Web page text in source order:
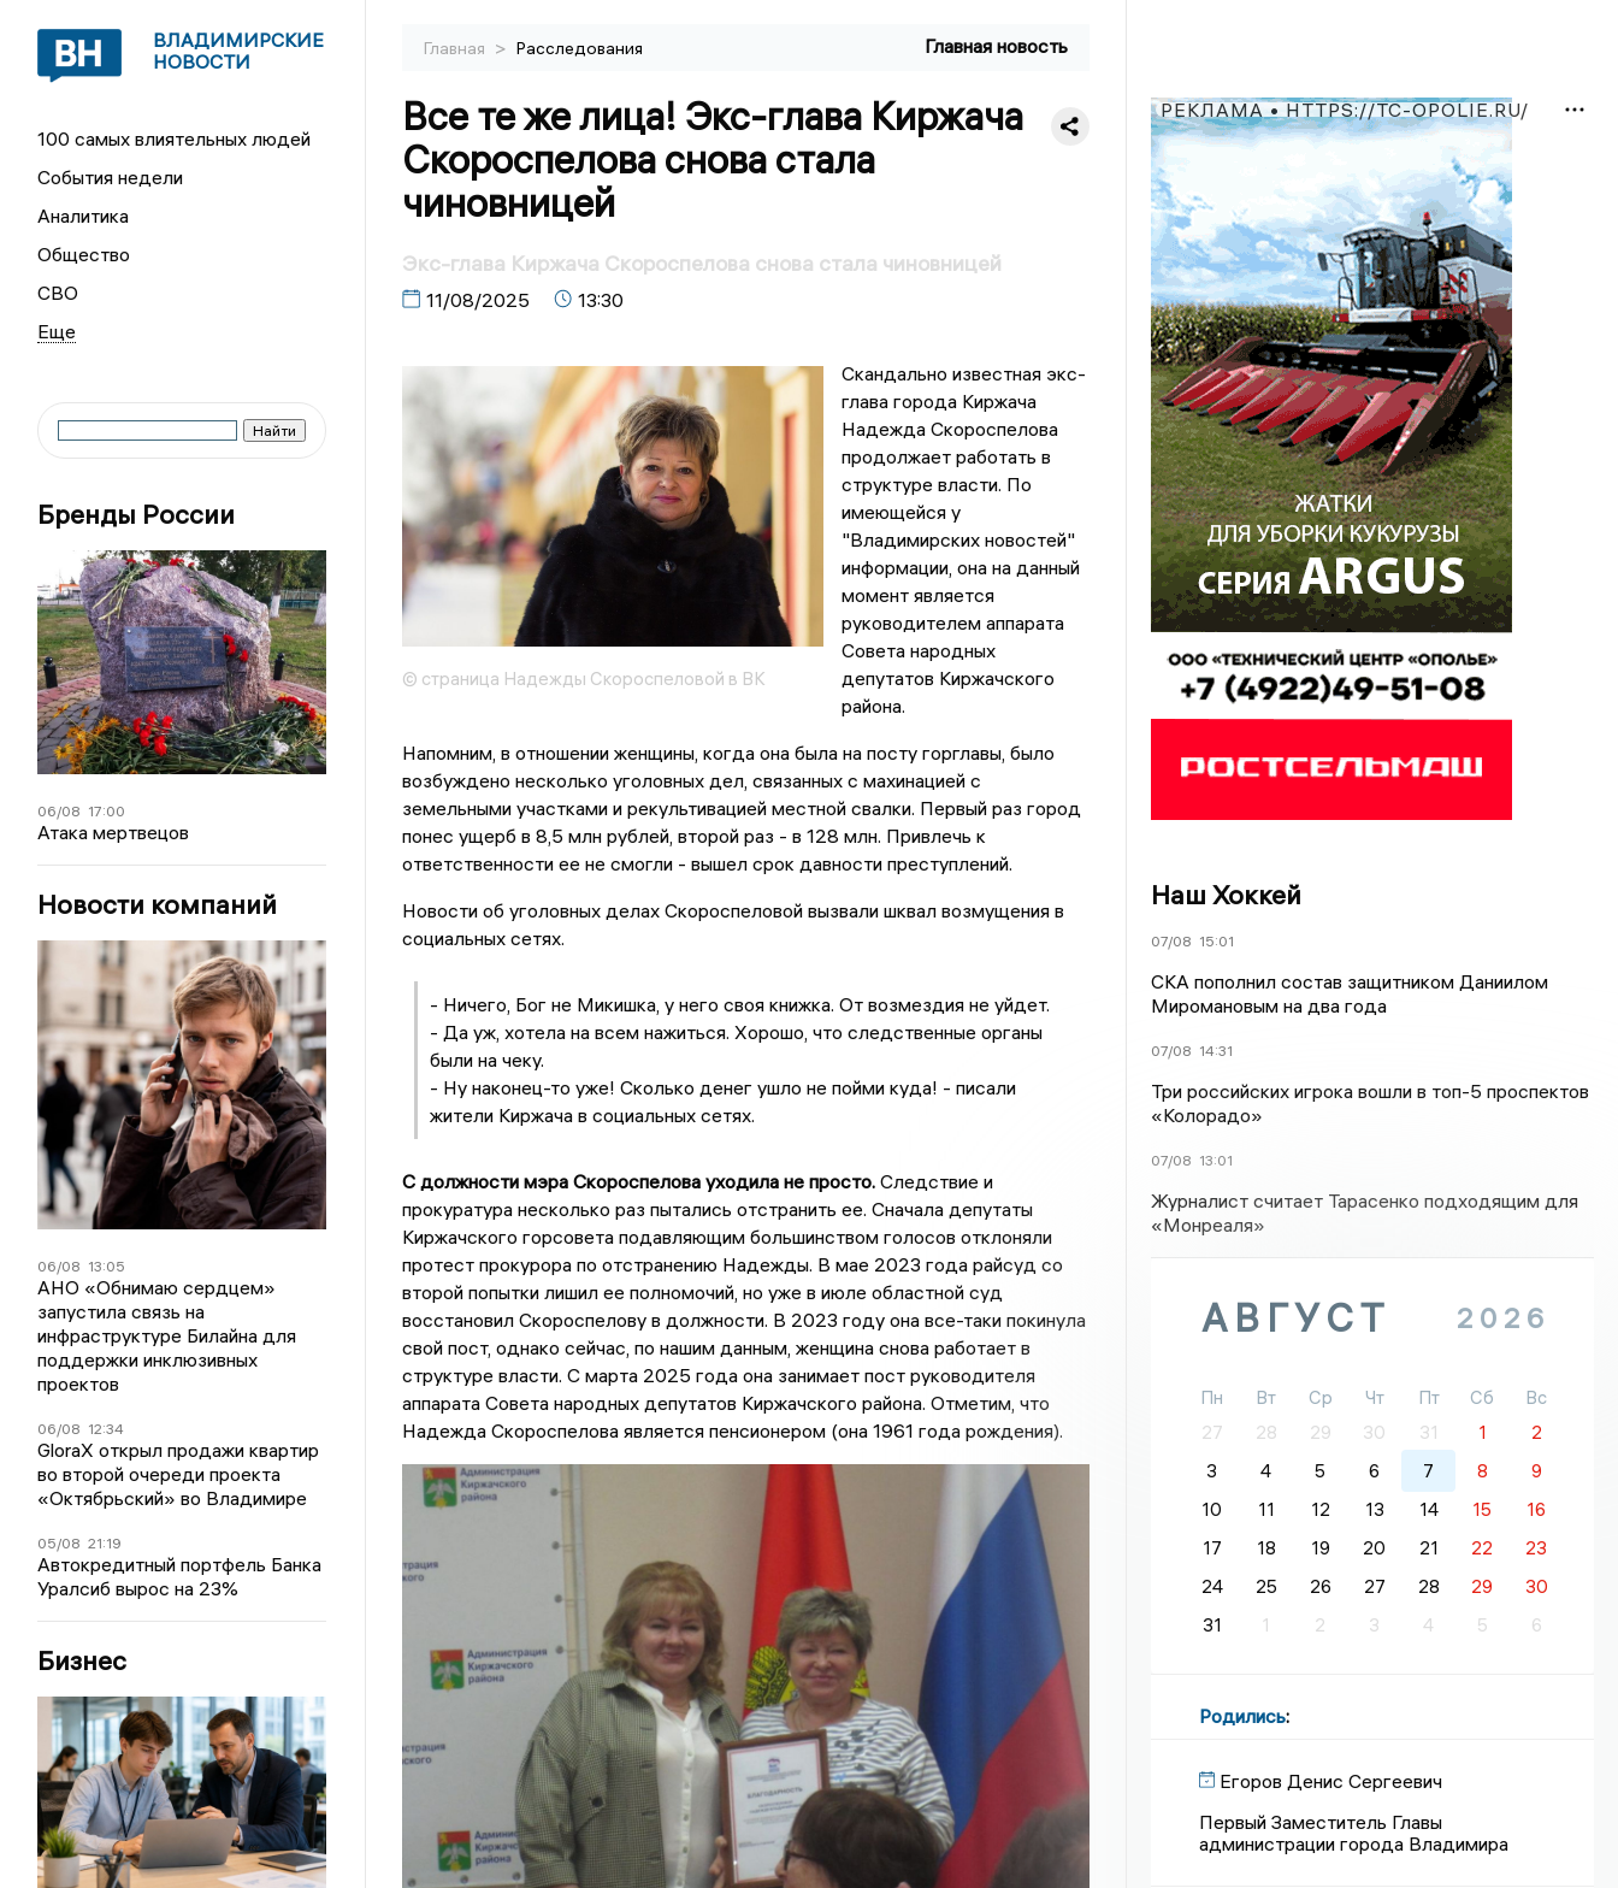
ВЛАДИМИРСКИЕ
НОВОСТИ
100 самых влиятельных людей
События недели
Аналитика
Общество
СВО
Бренды России
06/08 17:00
Атака мертвецов
Новости компаний
06/08 13:05
АНО «Обнимаю сердцем»
запустила связь на
инфраструктуре Билайна для
поддержки инклюзивных
проектов
06/08 12:34
GloraX открыл продажи квартир
во второй очереди проекта
«Октябрьский» во Владимире
05/08 21:19
Автокредитный портфель Банка
Уралсиб вырос на 23%
Бизнес
Главная > Расследования Главная новость
Все те же лица! Экс-глава Киржача
Скороспелова снова стала
чиновницей
Экс-глава Киржача Скороспелова снова стала чиновницей
11/08/2025 13:30
© страница Надежды Скороспеловой в ВК
Скандально известная экс-
глава города Киржача
Надежда Скороспелова
продолжает работать в
структуре власти. По
имеющейся у
"Владимирских новостей"
информации, она на данный
момент является
руководителем аппарата
Совета народных
депутатов Киржачского
района.
Напомним, в отношении женщины, когда она была на посту горглавы, было
возбуждено несколько уголовных дел, связанных с махинацией с
земельными участками и рекультивацией местной свалки. Первый раз город
понес ущерб в 8,5 млн рублей, второй раз - в 128 млн. Привлечь к
ответственности ее не смогли - вышел срок давности преступлений.
Новости об уголовных делах Скороспеловой вызвали шквал возмущения в
социальных сетях.
- Ничего, Бог не Микишка, у него своя книжка. От возмездия не уйдет.
- Да уж, хотела на всем нажиться. Хорошо, что следственные органы
были на чеку.
- Ну наконец-то уже! Сколько денег ушло не пойми куда! - писали
жители Киржача в социальных сетях.
С должности мэра Скороспелова уходила не просто.Следствие и
прокуратура несколько раз пытались отстранить ее. Сначала депутаты
Киржачского горсовета подавляющим большинством голосов отклоняли
протест прокурора по отстранению Надежды. В мае 2023 года райсуд со
второй попытки лишил ее полномочий, но уже в июле областной суд
восстановил Скороспелову в должности. В 2023 году она все-таки покинула
свой пост, однако сейчас, по нашим данным, женщина снова работает в
структуре власти. С марта 2025 года она занимает пост руководителя
аппарата Совета народных депутатов Киржачского района. Отметим, что
Надежда Скороспелова является пенсионером (она 1961 года рождения).
РЕКЛАМА • HTTPS://TC-OPOLIE.RU/
Наш Хоккей
07/08 15:01
СКА пополнил состав защитником Даниилом
Миромановым на два года
07/08 14:31
Три российских игрока вошли в топ-5 проспектов
«Колорадо»
07/08 13:01
Журналист считает Тарасенко подходящим для
«Монреаля»
АВГУСТ 2026
Пн Вт Ср Чт Пт Сб
Вс
27
28 29 30 31 1
2
3
4 5 6 7 8
9
10
11 12 13 14 15
16
17
18 19 20 21 22
23
24
25 26 27 28 29
30
31
1 2 3 4 5 6
Родились:
Егоров Денис Сергеевич
Первый Заместитель Главы
администрации города Владимира